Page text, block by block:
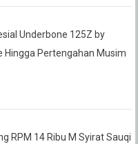
Underbone 125Z by
Hingga Pertengahan Musim
RPM 14 Ribu M Syirat Sauqi